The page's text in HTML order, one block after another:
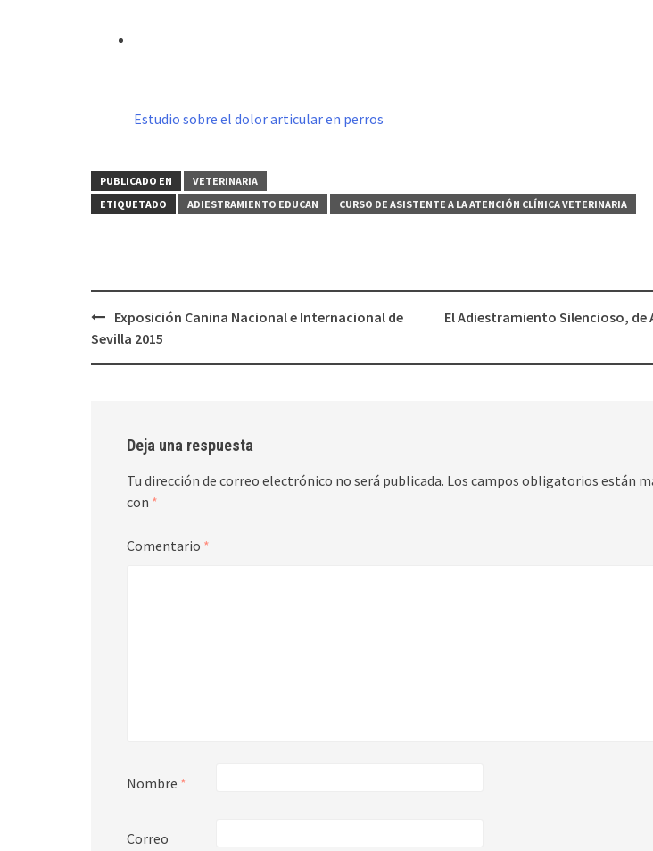
Estudio sobre el dolor articular en perros
PUBLICADO EN
VETERINARIA
ETIQUETADO
ADIESTRAMIENTO EDUCAN CURSO DE ASISTENTE A LA ATENCIÓN CLÍNICA VETERINARIA
Navegación
de
entradas
Exposición Canina Nacional e Internacional de
Sevilla 2015
El Adiestramiento Silencioso,
Deja una respuesta
Tu dirección de correo electrónico no será publicada. Los campos obligatorios están
con *
Comentario *
Nombre *
Correo